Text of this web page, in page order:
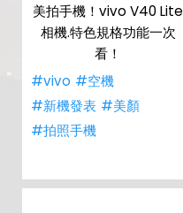
美拍手機！vivo V40 Lite
相機.特色規格功能一次
看！
#vivo #空機
#新機發表 #美顏
#拍照手機